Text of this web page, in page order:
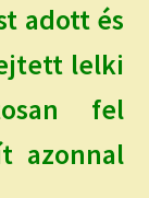
adott és
lelki
fel
azonnal